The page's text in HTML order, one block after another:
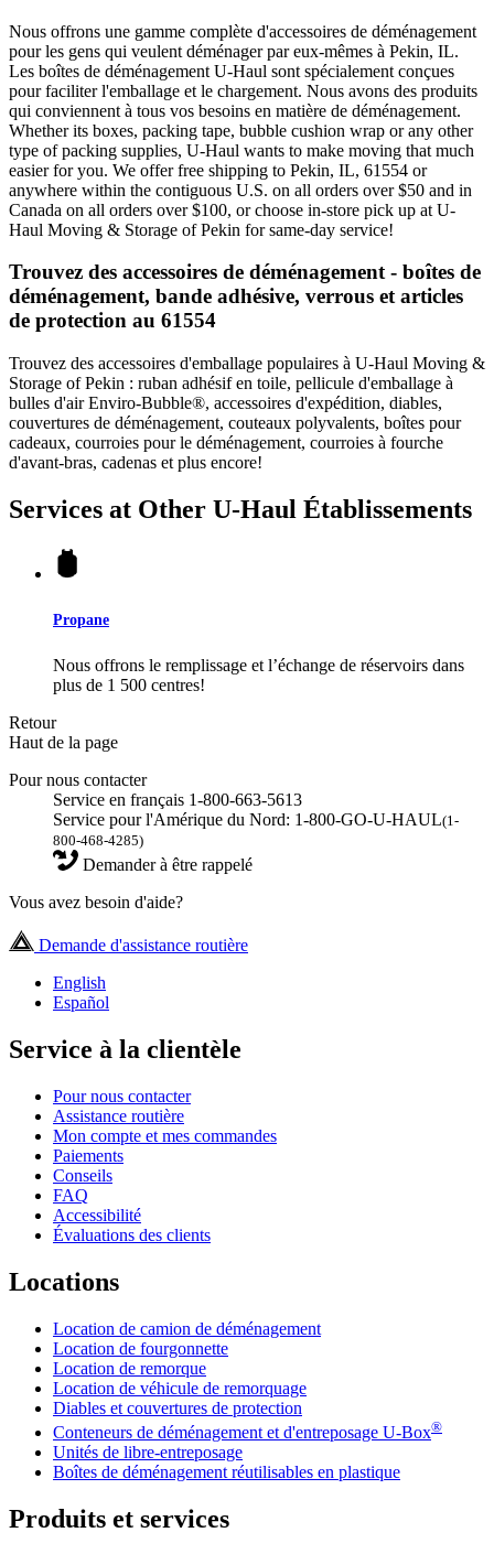
Nous offrons une gamme complète d'accessoires de déménagement
pour les gens qui veulent déménager par eux-mêmes à Pekin, IL.
Les boîtes de déménagement U-Haul sont spécialement conçues
pour faciliter l'emballage et le chargement. Nous avons des produits
qui conviennent à tous vos besoins en matière de déménagement.
Whether its boxes, packing tape, bubble cushion wrap or any other
type of packing supplies, U-Haul wants to make moving that much
easier for you. We offer free shipping to Pekin, IL, 61554 or
anywhere within the contiguous U.S. on all orders over $50 and in
Canada on all orders over $100, or choose in-store pick up at U-
Haul Moving & Storage of Pekin for same-day service!
Trouvez des accessoires de déménagement - boîtes de
déménagement, bande adhésive, verrous et articles
de protection au 61554
Trouvez des accessoires d'emballage populaires à U-Haul Moving &
Storage of Pekin : ruban adhésif en toile, pellicule d'emballage à
bulles d'air Enviro-Bubble®, accessoires d'expédition, diables,
couvertures de déménagement, couteaux polyvalents, boîtes pour
cadeaux, courroies pour le déménagement, courroies à fourche
d'avant-bras, cadenas et plus encore!
Services at Other U-Haul Établissements
Propane
Nous offrons le remplissage et l’échange de réservoirs dans
plus de 1 500 centres!
Retour
Haut de la page
Pour nous contacter
Service en français 1-800-663-5613
Service pour l'Amérique du Nord: 1-800-GO-U-HAUL(1-
800-468-4285)
Demander à être rappelé
Vous avez besoin d'aide?
Demande d'assistance routière
English
Español
Service à la clientèle
Pour nous contacter
Assistance routière
Mon compte et mes commandes
Paiements
Conseils
FAQ
Accessibilité
Évaluations des clients
Locations
Location de camion de déménagement
Location de fourgonnette
Location de remorque
Location de véhicule de remorquage
Diables et couvertures de protection
Conteneurs de déménagement et d'entreposage U-Box®
Unités de libre-entreposage
Boîtes de déménagement réutilisables en plastique
Produits et services